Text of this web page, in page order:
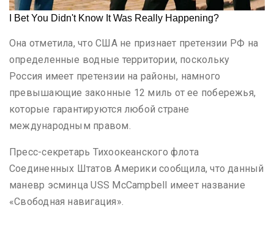
Она отметила, что США не признает претензии РФ на
определенные водные территории, поскольку
Россия имеет претензии на районы, намного
превышающие законные 12 миль от ее побережья,
которые гарантируются любой стране
международным правом.
Пресс-секретарь Тихоокеанского флота
Соединенных Штатов Америки сообщила, что данный
маневр эсминца USS McCampbell имеет название
«Свободная навигация».